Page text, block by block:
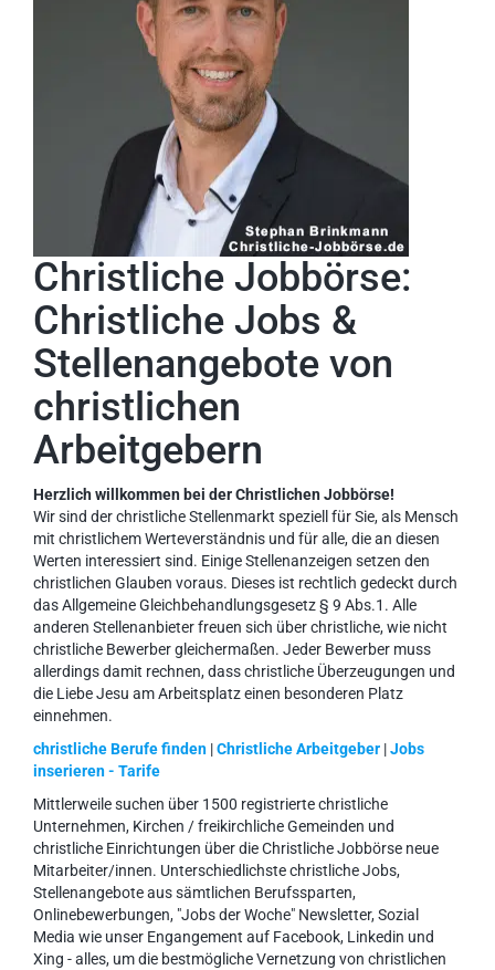
Christliche Jobbörse:
Christliche Jobs &
Stellenangebote von
christlichen
Arbeitgebern
Herzlich willkommen bei der Christlichen Jobbörse!
Wir sind der christliche Stellenmarkt speziell für Sie, als Mensch
mit christlichem Werteverständnis und für alle, die an diesen
Werten interessiert sind. Einige Stellenanzeigen setzen den
christlichen Glauben voraus. Dieses ist rechtlich gedeckt durch
das Allgemeine Gleichbehandlungsgesetz § 9 Abs.1. Alle
anderen Stellenanbieter freuen sich über christliche, wie nicht
christliche Bewerber gleichermaßen. Jeder Bewerber muss
allerdings damit rechnen, dass christliche Überzeugungen und
die Liebe Jesu am Arbeitsplatz einen besonderen Platz
einnehmen.
christliche Berufe finden |Christliche Arbeitgeber |Jobs
inserieren - Tarife
Mittlerweile suchen über 1500 registrierte christliche
Unternehmen, Kirchen / freikirchliche Gemeinden und
christliche Einrichtungen über die Christliche Jobbörse neue
Mitarbeiter/innen. Unterschiedlichste christliche Jobs,
Stellenangebote aus sämtlichen Berufssparten,
Onlinebewerbungen, "Jobs der Woche" Newsletter, Sozial
Media wie unser Engangement auf Facebook, Linkedin und
Xing - alles, um die bestmögliche Vernetzung von christlichen